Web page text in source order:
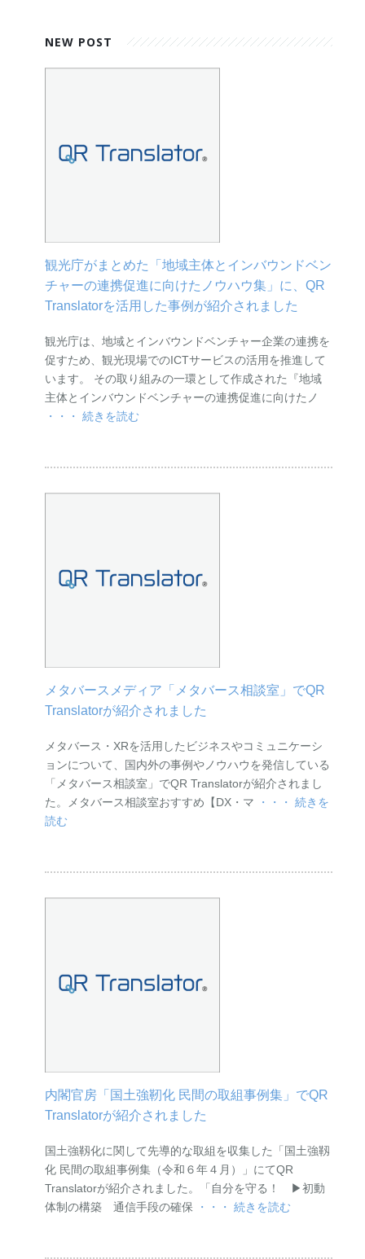
NEW POST
観光庁がまとめた「地域主体とインバウンドベン
チャーの連携促進に向けたノウハウ集」に、QR
Translatorを活用した事例が紹介されました
観光庁は、地域とインバウンドベンチャー企業の連携を
促すため、観光現場でのICTサービスの活用を推進して
います。 その取り組みの一環として作成された『地域
主体とインバウンドベンチャーの連携促進に向けたノ
・・・ 続きを読む
メタバースメディア「メタバース相談室」でQR
Translatorが紹介されました
メタバース・XRを活用したビジネスやコミュニケーシ
ョンについて、国内外の事例やノウハウを発信している
「メタバース相談室」でQR Translatorが紹介されまし
た。メタバース相談室おすすめ【DX・マ
・・・ 続きを
読む
内閣官房「国土強靭化 民間の取組事例集」でQR
Translatorが紹介されました
国土強靱化に関して先導的な取組を収集した「国土強靱
化 民間の取組事例集（令和６年４月）」にてQR
Translatorが紹介されました。「自分を守る！ ▶︎初動
体制の構築 通信手段の確保
・・・ 続きを読む